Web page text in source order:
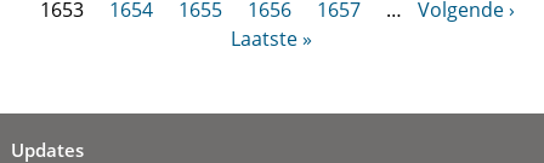
1653
1654 1655 1656 1657 …
Volgende ›
Laatste »
Updates